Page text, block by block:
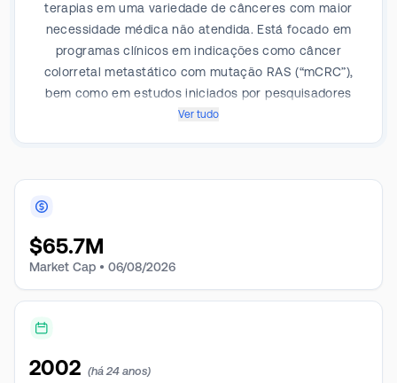
terapias em uma variedade de cânceres com maior
necessidade médica não atendida. Está focado em
programas clínicos em indicações como câncer
colorretal metastático com mutação RAS (“mCRC”),
bem como em estudos iniciados por pesquisadores
em adenocarcinoma ductal pancreático metastático
Geograficamente, a empresa só opera nos Estados
Ver tudo
$65.7M
Market Cap • 06/08/2026
2002 (há 24 anos)